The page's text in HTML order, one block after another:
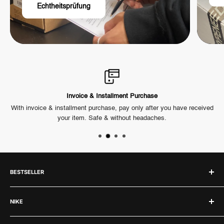
Echtheitsprüfung
Invoice & Installment Purchase
With invoice & installment purchase, pay only after you have received
your item. Safe & without headaches.
BESTSELLER
Labubu
Jordan 1
Jordan 4
NIKE
Nike